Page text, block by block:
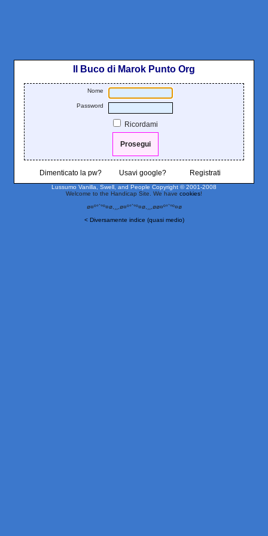
Il Buco di Marok Punto Org
Nome
Password
Ricordami
Dimenticato la pw? Usavi google? Registrati
Lussumo Vanilla, Swell, and People Copyright © 2001-2008
Welcome to the Handicap Site. We have cookies!
ø¤º°`°º¤ø,¸¸,ø¤º°`°º¤ø,¸¸,øø¤º°`°º¤ø
< Diversamente indice (quasi medio)